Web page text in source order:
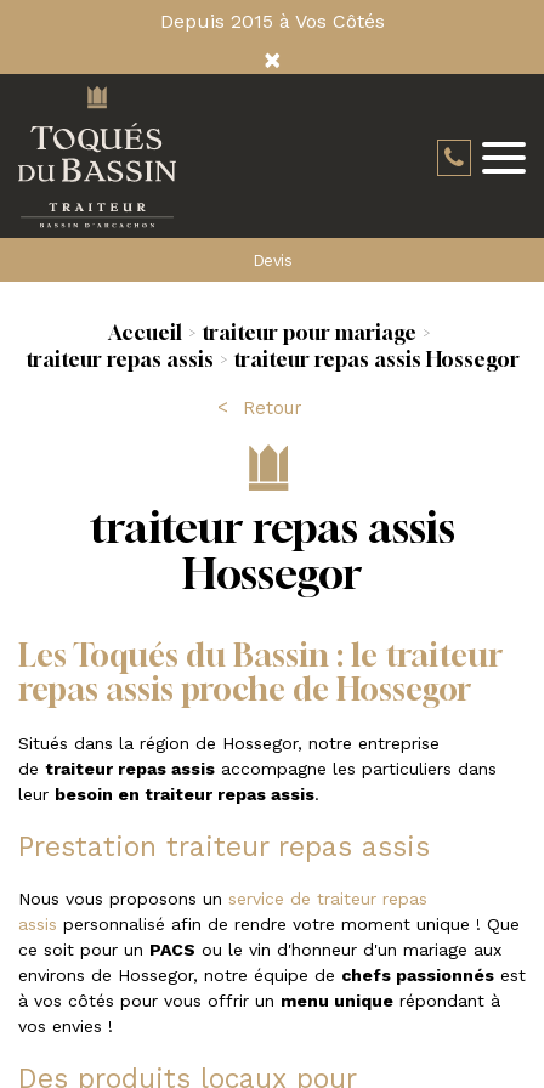
Depuis 2015 à Vos Côtés
×
Devis
Accueil
traiteur pour mariage
traiteur repas assis
traiteur repas assis Hossegor
Retour
traiteur repas assis
Hossegor
Les Toqués du Bassin : le traiteur
repas assis proche de Hossegor
Situés dans la région de Hossegor, notre entreprise
de traiteur repas assis accompagne les particuliers dans
leur besoin en traiteur repas assis.
Prestation traiteur repas assis
Nous vous proposons un service de traiteur repas
assis personnalisé afin de rendre votre moment unique ! Que
ce soit pour un PACS ou le vin d'honneur d'un mariage aux
environs de Hossegor, notre équipe de chefs passionnés est
à vos côtés pour vous offrir un menu unique répondant à
vos envies !
Des produits locaux pour